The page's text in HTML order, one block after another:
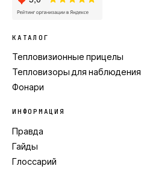
КАТАЛОГ
Тепловизионные прицелы
Тепловизоры для наблюдения
Фонари
ИНФОРМАЦИЯ
Правда
Гайды
Глоссарий